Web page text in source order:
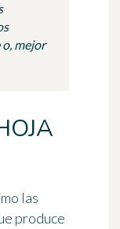
o, mejor
las
produce